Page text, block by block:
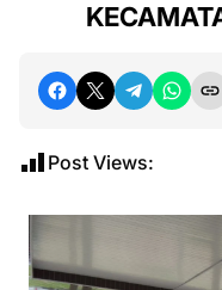
Post Views: